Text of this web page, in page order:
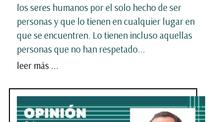
los seres humanos por el solo hecho de ser
personas y que lo tienen en cualquier lugar en
que se encuentren. Lo tienen incluso aquellas
personas que no han respetado...
leer más ...